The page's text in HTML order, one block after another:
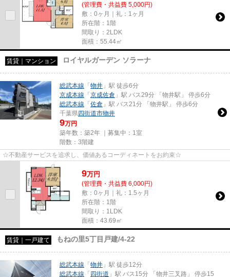
(管理費・共益費 5,000円)
敷：0ヶ月｜礼：1ヶ月
所在階：1階
間取り：2LDK
面積：55.44㎡
賃貸｜マンション ロイヤルガーデン ソラーナ
総武本線 「物井 」駅 徒歩6分
京成本線 「京成佐倉 」駅 バス29分 「物井駅」 停歩6分
総武本線 「佐倉 」駅 バス21分 「物井駅」 停歩6分
千葉県四街道市物井
9万円
築年数：築2年 ｜募集中： 1室
階数：3階建
☆不動産サービスを追求し、価値あるコーディネートをお約束☆
9万円
(管理費・共益費 6,000円)
敷：0ヶ月｜礼：1.5ヶ月
所在階：1階
間取り：1LDK
面積：43.69㎡
賃貸｜一戸建て もねの里5丁目戸建/4-22
総武本線 「物井 」駅 徒歩12分
総武本線 「四街道 」駅 バス15分 「物井三叉路」 停歩15